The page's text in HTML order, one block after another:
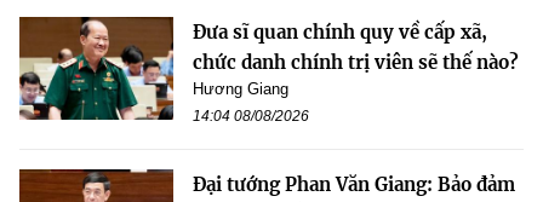
Đưa sĩ quan chính quy về cấp xã,
chức danh chính trị viên sẽ thế nào?
Hương Giang
14:04 08/08/2026
Đại tướng Phan Văn Giang: Bảo đảm